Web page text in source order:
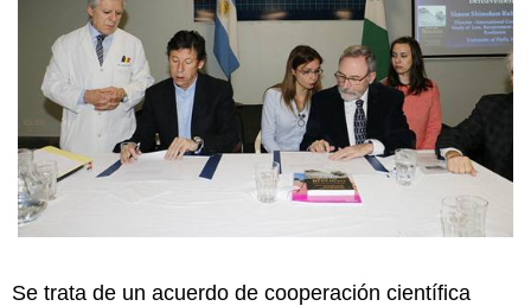
Se trata de un acuerdo de cooperación científica